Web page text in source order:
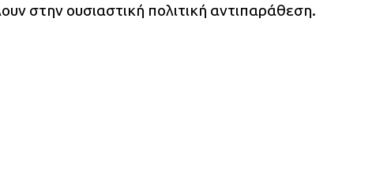
στην ουσιαστική πολιτική αντιπαράθεση.